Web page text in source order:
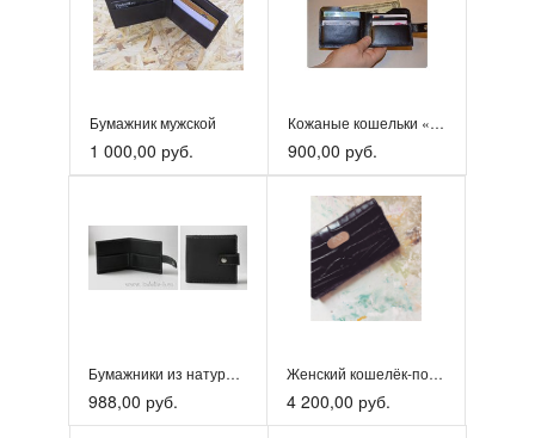
Бумажник мужской
1 000,00 руб.
Кожаные кошельки «Lara-ko»
900,00 руб.
Бумажники из натуральной кожи
988,00 руб.
Женский кошелёк-портмоне
4 200,00 руб.